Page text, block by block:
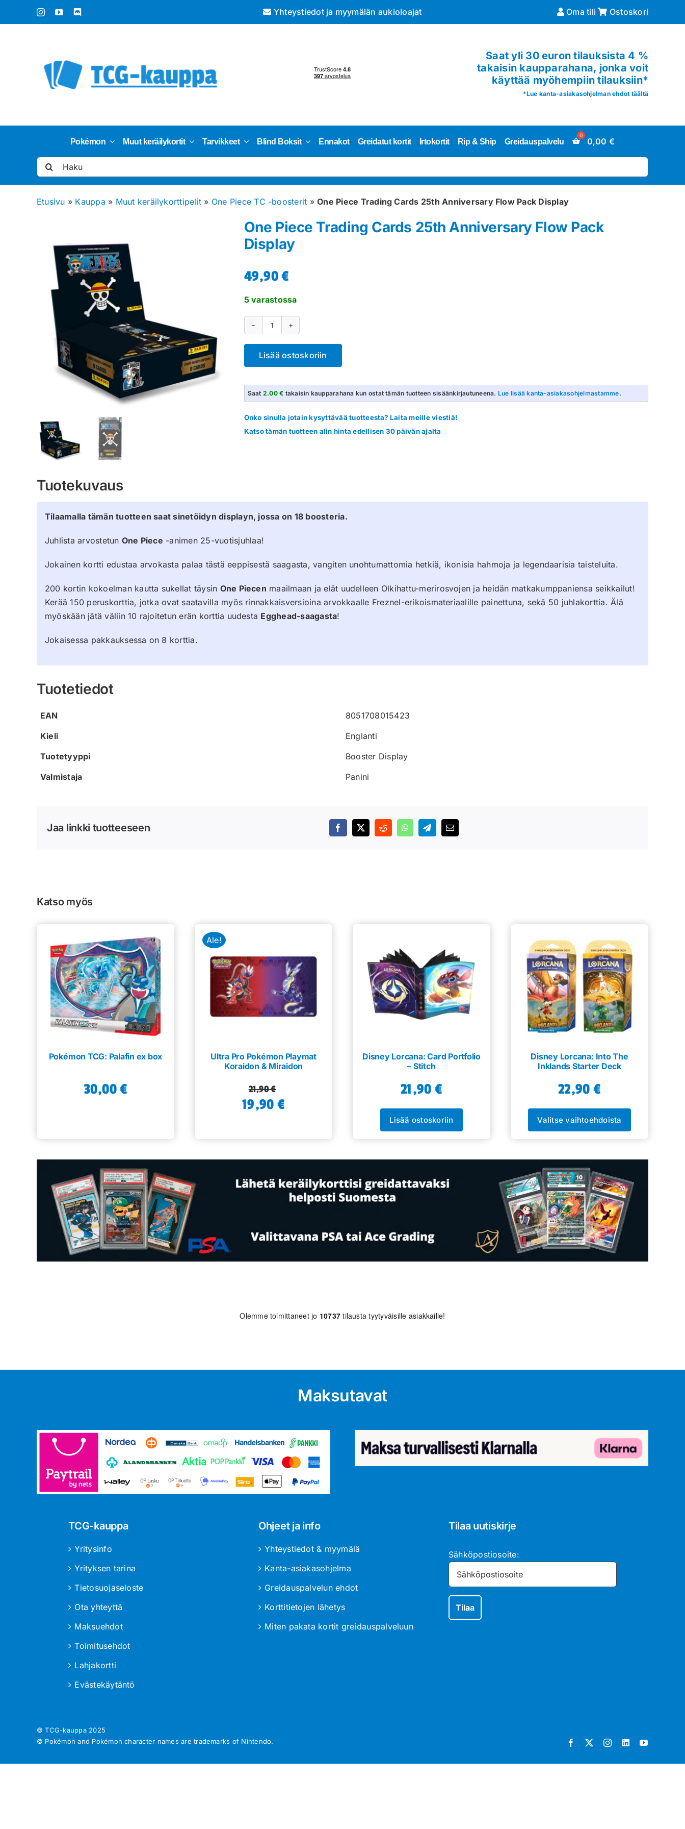
Yhteystiedot ja myymälän aukioloajat Oma tili Ostoskori
Saat yli 30 euron tilauksista 4 %
takaisin kaupparahana, jonka voit
käyttää myöhempiin tilauksiin*
*Lue kanta-asiakasohjelman ehdot täältä
Pokémon Muut keräilykortit Tarvikkeet Blind Boksit Ennakot Greidatut kortit Irtokortit Rip & Ship Greidauspalvelu 0,00 €
Etsi
...
Etusivu » Kauppa » Muut keräilykorttipelit » One Piece TC -boosterit »One Piece Trading Cards 25th Anniversary Flow Pack Display
One Piece Trading Cards 25th Anniversary Flow Pack
Display
49,90€
5 varastossa
One
Piece
Trading
25th
Anniversary
Flow
Pack
Lisää ostoskoriin
Saat 2.00 € takaisin kaupparahana kun ostat tämän tuotteen sisäänkirjautuneena. Lue lisää kanta-asiakasohjelmastamme.
Onko sinulla jotain kysyttävää tuotteesta? Laita meille viestiä!
Katso tämän tuotteen alin hinta edellisen 30 päivän ajalta
Tuotekuvaus
Tilaamalla tämän tuotteen saat sinetöidyn displayn, jossa on 18 boosteria.
Juhlista arvostetun One Piece -animen 25-vuotisjuhlaa!
Jokainen kortti edustaa arvokasta palaa tästä eeppisestä saagasta, vangiten unohtumattomia hetkiä, ikonisia hahmoja ja legendaarisia taisteluita.
200 kortin kokoelman kautta sukellat täysin One Piecen maailmaan ja elät uudelleen Olkihattu-merirosvojen ja heidän matkakumppaniensa seikkailut!
Kerää 150 peruskorttia, jotka ovat saatavilla myös rinnakkaisversioina arvokkaalle Freznel-erikoismateriaalille painettuna, sekä 50 juhlakorttia. Älä
myöskään jätä väliin 10 rajoitetun erän korttia uudesta Egghead-saagasta!
Jokaisessa pakkauksessa on 8 korttia.
Tuotetiedot
EAN
8051708015423
Kieli
Englanti
Tuotetyyppi
Booster Display
Valmistaja
Panini
Jaa linkki tuotteeseen
Katso myös
Pokémon TCG: Palafin ex box
30,00€
Ale!
Ultra Pro Pokémon Playmat
Koraidon & Miraidon
21,90€
Alkuperäinen
hinta
19,90 €
Nykyinen
hinta
Disney Lorcana: Card Portfolio
– Stitch
21,90 €
Lisää ostoskoriin
Disney Lorcana: Into The
Inklands Starter Deck
22,90 €
Valitse vaihtoehdoista
Tällä
useampi
muunnelma.
Voit
tehdä
valinnat
tuotteen
sivulla.
Olemme toimittaneet jo 10737 tilausta tyytyväisille asiakkaille!
Maksutavat
TCG-kauppa
Yritysinfo
Yrityksen tarina
Tietosuojaseloste
Ota yhteyttä
Maksuehdot
Toimitusehdot
Lahjakortti
Evästekäytäntö
Ohjeet ja info
Yhteystiedot & myymälä
Kanta-asiakasohjelma
Greidauspalvelun ehdot
Korttitietojen lähetys
Miten pakata kortit greidauspalveluun
Tilaa uutiskirje
Sähköpostiosoite:
© TCG-kauppa 2025
© Pokémon and Pokémon character names are trademarks of Nintendo.